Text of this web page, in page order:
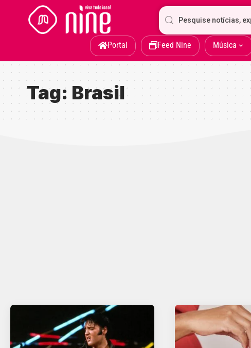
Portal Feed Nine Música
Tag: Brasil